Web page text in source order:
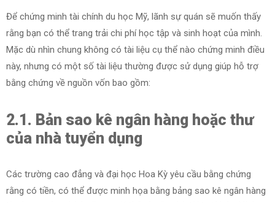
Để chứng minh tài chính du học Mỹ, lãnh sự quán sẽ muốn thấy
rằng bạn có thể trang trải chi phí học tập và sinh hoạt của mình.
Mặc dù nhìn chung không có tài liệu cụ thể nào chứng minh điều
này, nhưng có một số tài liệu thường được sử dụng giúp hỗ trợ
bằng chứng về nguồn vốn bao gồm:
2.1. Bản sao kê ngân hàng hoặc thư
của nhà tuyển dụng
Các trường cao đẳng và đại học Hoa Kỳ yêu cầu bằng chứng
rằng có tiền, có thể được minh họa bằng bảng sao kê ngân hàng